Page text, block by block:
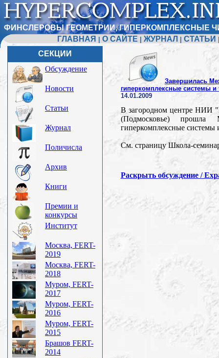
ФИНСЛЕРОВЫ ГЕОМЕТРИИ, ГИПЕРКОМПЛЕКСНЫЕ
ГЛАВНАЯ
О САЙТЕ ЖУРНАЛ СТАТЬИ
СЕКЦИИ
Обсуждение
Новости
Статьи
Журнал
Поличисла
Архив
Книги
Премии и
конкурсы
Институт
Москва, FERT-
2019
Москва, FERT-
2018
Муром, FERT-
2017
Муром, FERT-
2016
Муром, FERT-
2015
Брашов FERT-
2014
Завершилась
гиперкомплексные системы и
14.01.2009
В загородном центре НИИ
(Подмосковье) прошла
гиперкомплексные системы
См. страницу Школа-
Раскрыть обсуждение /